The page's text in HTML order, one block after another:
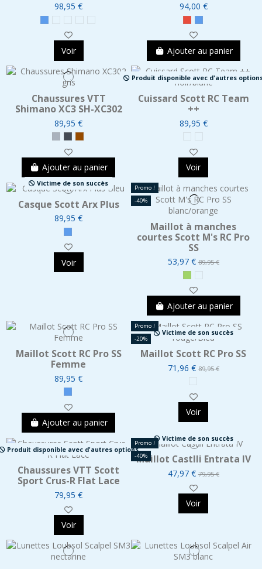
98,95 €
Voir
94,00 €
Ajouter au panier
Chaussures VTT
Shimano XC3 SH-XC302
89,95 €
Ajouter au panier
Produit disponible avec d'autres
Cuissard Scott RC Team
++
89,95 €
Voir
Victime de son succès
Casque Scott Arx Plus
89,95 €
Voir
Promo !
-40%
Maillot à manches
courtes Scott M's RC Pro
SS
53,97 €89,95 €
Ajouter au panier
Maillot Scott RC Pro SS
Femme
89,95 €
Ajouter au panier
Promo !
-20%
Victime de son succès
Maillot Scott RC Pro SS
71,96 €89,95 €
Voir
Produit disponible avec d'autres options
Chaussures VTT Scott
Sport Crus-R Flat Lace
79,95 €
Voir
Promo !
-40%
Victime de son succès
Maillot Castlli Entrata IV
47,97 €79,95 €
Voir